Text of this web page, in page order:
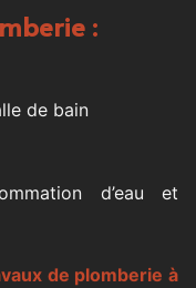
:
de bain
d’eau et
de plomberie à